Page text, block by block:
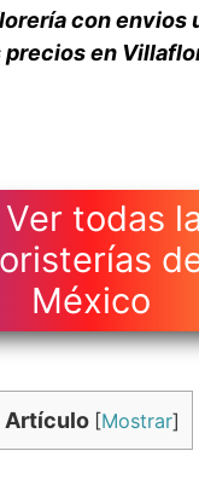
con envios
precios en
Ver todas
México
Artículo [Mostrar]